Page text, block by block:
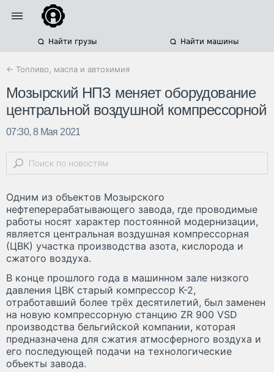
Найти грузы Найти машины
← Топливо, масла и автохимия
Мозырский НПЗ меняет оборудование
центральной воздушной компрессорной
07:30, 8 Мая 2021
Одним из объектов Мозырского
нефтеперерабатывающего завода, где проводимые
работы носят характер постоянной модернизации,
является центральная воздушная компрессорная
(ЦВК) участка производства азота, кислорода и
сжатого воздуха.
В конце прошлого года в машинном зале низкого
давления ЦВК старый компрессор К-2,
отработавший более трёх десятилетий, был заменен
на новую компрессорную станцию ZR 900 VSD
производства бельгийской компании, которая
предназначена для сжатия атмосферного воздуха и
его последующей подачи на технологические
объекты завода.